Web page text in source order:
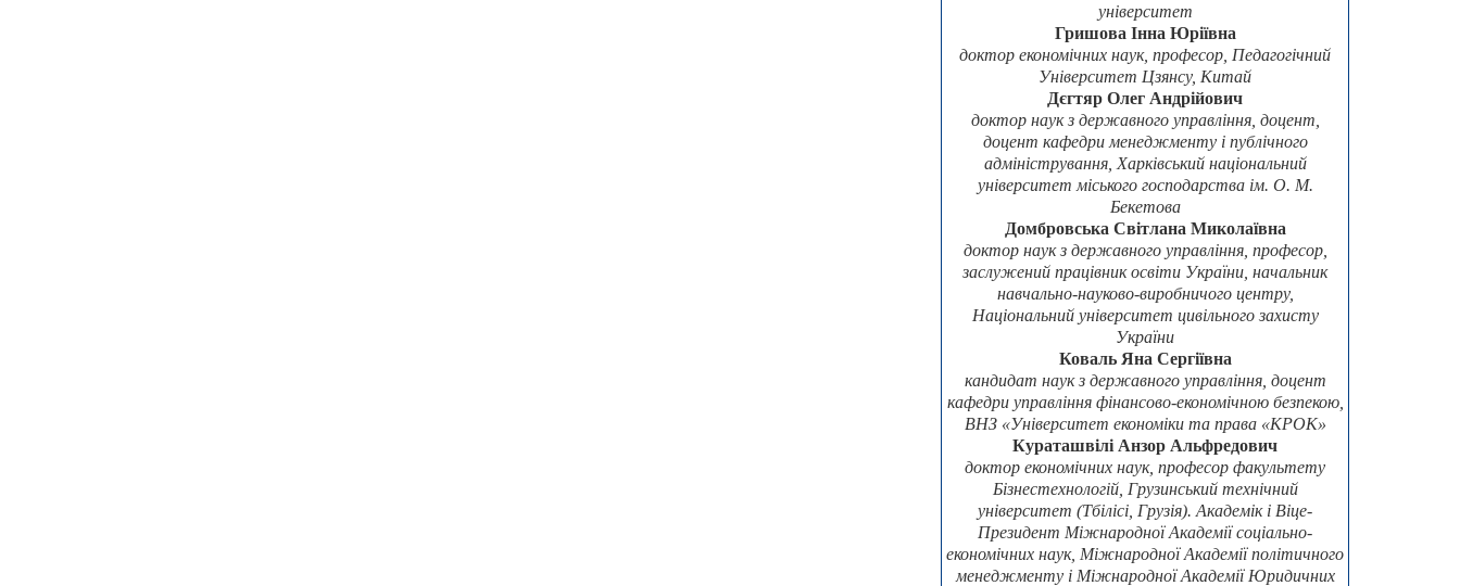
університет
Гришова Інна Юріївна
доктор економічних наук, професор, Педагогічний
Університет Цзянсу, Китай
Дєгтяр Олег Андрійович
доктор наук з державного управління, доцент,
доцент кафедри менеджменту і публічного
адміністрування, Харківський національний
університет міського господарства ім. О. М.
Бекетова
Домбровська Світлана Миколаївна
доктор наук з державного управління, професор,
заслужений працівник освіти України, начальник
навчально-науково-виробничого центру,
Національний університет цивільного захисту
України
Коваль Яна Сергіївна
кандидат наук з державного управління, доцент
кафедри управління фінансово-економічною безпекою,
ВНЗ «Університет економіки та права «КРОК»
Кураташвілі Анзор Альфредович
доктор економічних наук, професор факультету
Бізнестехнологій, Грузинський технічний
університет (Тбілісі, Грузія). Академік і Віце-
Президент Міжнародної Академії соціально-
економічних наук, Міжнародної Академії політичного
менеджменту і Міжнародної Академії Юридичних